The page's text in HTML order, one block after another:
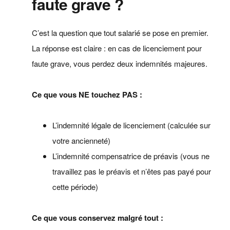
C’est la question que tout salarié se pose en premier.
La réponse est claire : en cas de licenciement pour
faute grave, vous perdez deux indemnités majeures.
Ce que vous NE touchez PAS :
L’indemnité légale de licenciement (calculée sur
votre ancienneté)
L’indemnité compensatrice de préavis (vous ne
travaillez pas le préavis et n’êtes pas payé pour
cette période)
Ce que vous conservez malgré tout :